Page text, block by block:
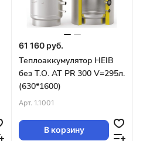
61 160 руб.
Теплоаккумулятор HEIB
без Т.О. AT PR 300 V=295л.
(630*1600)
Арт. 1.1001
В корзину